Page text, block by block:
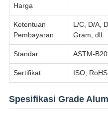
Harga
Ketentuan
Pembayaran
L/C, D/A,
Gram, dll.
Standar ASTM-
Sertifikat ISO, RoHS
Spesifikasi Grade